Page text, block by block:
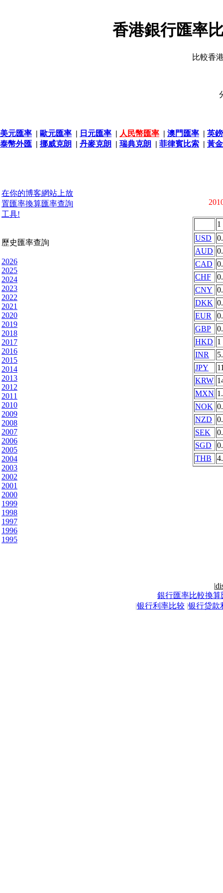
香港銀行匯率
比較香
美元匯率 | 歐元匯率 | 日元匯率 | 人民幣匯率 | 澳門匯率 | 英
泰幣外匯 | 挪威克朗 | 丹麥克朗 | 瑞典克朗 | 菲律賓比索 | 黃
在你的博客網站上放
置匯率換算匯率查詢
工具!
歷史匯率查詢
2026
2025
2024
2023
2022
2021
2020
2019
2018
2017
2016
2015
2014
2013
2012
2011
2010
2009
2008
2007
2006
2005
2004
2003
2002
2001
2000
1999
1998
1997
1996
1995
1
USD
AUD
CAD
CHF
CNY
DKK
EUR
GBP
HKD 1
INR
JPY
KRW
MXN
NOK
NZD
SEK
SGD
THB
|
銀行匯率比較換算
|银行利率比较 |银行贷款